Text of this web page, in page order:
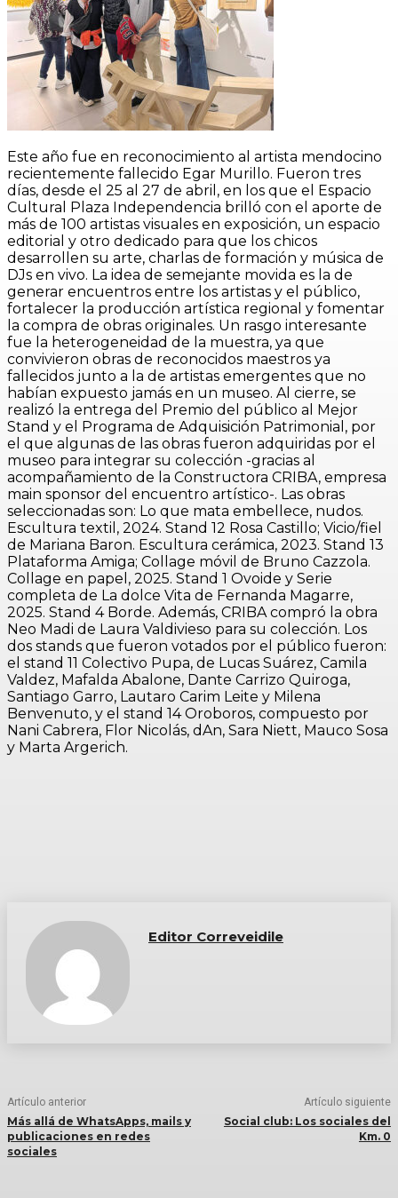
Este año fue en reconocimiento al artista mendocino
recientemente fallecido Egar Murillo. Fueron tres
días, desde el 25 al 27 de abril, en los que el Espacio
Cultural Plaza Independencia brilló con el aporte de
más de 100 artistas visuales en exposición, un espacio
editorial y otro dedicado para que los chicos
desarrollen su arte, charlas de formación y música de
DJs en vivo. La idea de semejante movida es la de
generar encuentros entre los artistas y el público,
fortalecer la producción artística regional y fomentar
la compra de obras originales. Un rasgo interesante
fue la heterogeneidad de la muestra, ya que
convivieron obras de reconocidos maestros ya
fallecidos junto a la de artistas emergentes que no
habían expuesto jamás en un museo. Al cierre, se
realizó la entrega del Premio del público al Mejor
Stand y el Programa de Adquisición Patrimonial, por
el que algunas de las obras fueron adquiridas por el
museo para integrar su colección -gracias al
acompañamiento de la Constructora CRIBA, empresa
main sponsor del encuentro artístico-. Las obras
seleccionadas son: Lo que mata embellece, nudos.
Escultura textil, 2024. Stand 12 Rosa Castillo; Vicio/fiel
de Mariana Baron. Escultura cerámica, 2023. Stand 13
Plataforma Amiga; Collage móvil de Bruno Cazzola.
Collage en papel, 2025. Stand 1 Ovoide y Serie
completa de La dolce Vita de Fernanda Magarre,
2025. Stand 4 Borde. Además, CRIBA compró la obra
Neo Madi de Laura Valdivieso para su colección. Los
dos stands que fueron votados por el público fueron:
el stand 11 Colectivo Pupa, de Lucas Suárez, Camila
Valdez, Mafalda Abalone, Dante Carrizo Quiroga,
Santiago Garro, Lautaro Carim Leite y Milena
Benvenuto, y el stand 14 Oroboros, compuesto por
Nani Cabrera, Flor Nicolás, dAn, Sara Niett, Mauco Sosa
y Marta Argerich.
Editor Correveidile
Artículo anterior
Más allá de WhatsApps, mails y
publicaciones en redes
sociales
Artículo siguiente
Social club: Los sociales del
Km. 0